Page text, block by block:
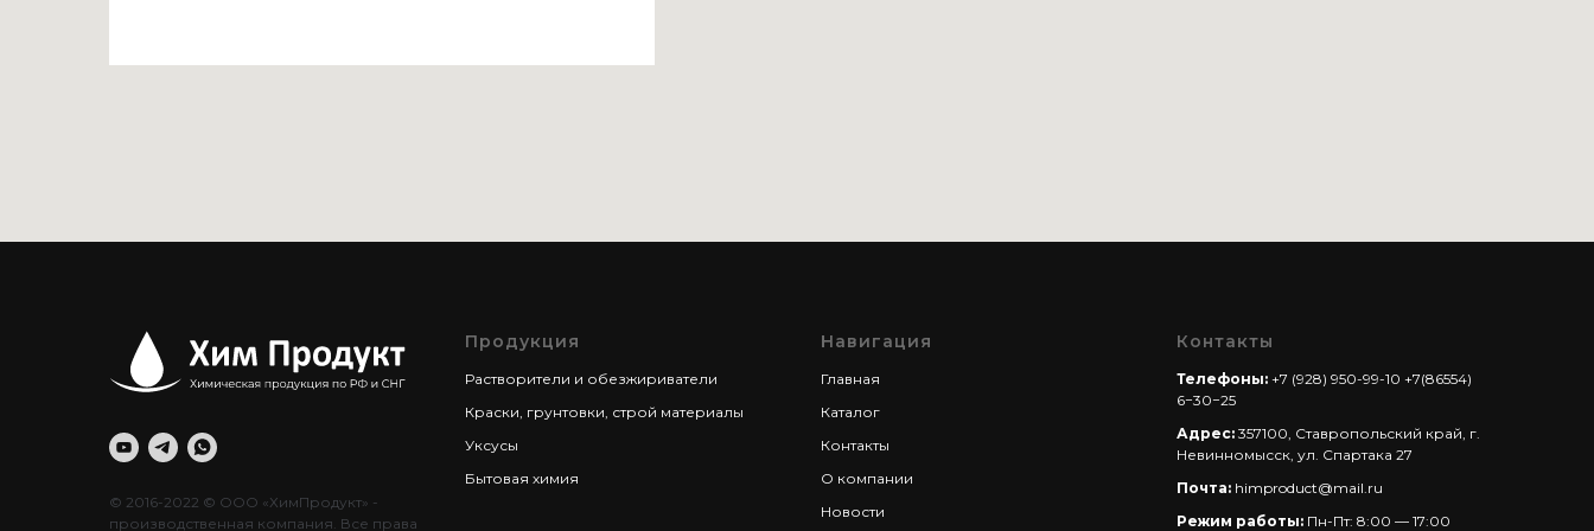
© 2016-2022 © ООО «ХимПродукт» -
производственная компания. Все права
Продукция
Растворители и обезжириватели
Краски, грунтовки, строй материалы
Уксусы
Бытовая химия
Навигация
Главная
Каталог
Контакты
О компании
Новости
Контакты
Телефоны: +7 (928) 950-99-10 +7(86554)
6−30−25
Адрес: 357100, Ставропольский край, г.
Невинномысск, ул. Спартака 27
Почта: himproduct@mail.ru
Режим работы: Пн-Пт: 8:00 — 17:00